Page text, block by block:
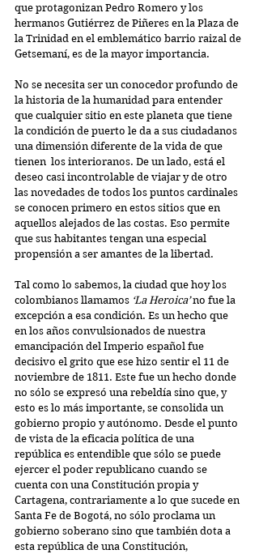
que protagonizan Pedro Romero y los
hermanos Gutiérrez de Piñeres en la Plaza de
la Trinidad en el emblemático barrio raizal de
Getsemaní, es de la mayor importancia.
No se necesita ser un conocedor profundo de
la historia de la humanidad para entender
que cualquier sitio en este planeta que tiene
la condición de puerto le da a sus ciudadanos
una dimensión diferente de la vida de que
tienen  los interioranos. De un lado, está el
deseo casi incontrolable de viajar y de otro
las novedades de todos los puntos cardinales
se conocen primero en estos sitios que en
aquellos alejados de las costas. Eso permite
que sus habitantes tengan una especial
propensión a ser amantes de la libertad.
Tal como lo sabemos, la ciudad que hoy los
colombianos llamamos ‘La Heroica’ no fue la
excepción a esa condición. Es un hecho que
en los años convulsionados de nuestra
emancipación del Imperio español fue
decisivo el grito que ese hizo sentir el 11 de
noviembre de 1811. Este fue un hecho donde
no sólo se expresó una rebeldía sino que, y
esto es lo más importante, se consolida un
gobierno propio y autónomo. Desde el punto
de vista de la eficacia política de una
república es entendible que sólo se puede
ejercer el poder republicano cuando se
cuenta con una Constitución propia y
Cartagena, contrariamente a lo que sucede en
Santa Fe de Bogotá, no sólo proclama un
gobierno soberano sino que también dota a
esta república de una Constitución,